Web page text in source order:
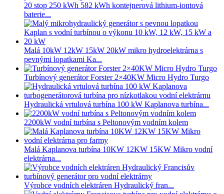
20 stop 250 kWh 582 kWh kontejnerová lithium-iontová
baterie...
Malá 10kW 12kW 15kW 20kW mikro hydroelektrárna s
pevnými lopatkami Ka...
Turbínový generátor Forster 2×40KW Micro Hydro Turgo
Hydraulická vrtulová turbína 100 kW Kaplanova turbína...
2200kW vodní turbína s Peltonovým vodním kolem
Malá Kaplanova turbína 10KW 12KW 15KW Mikro vodní
elektrárna...
Výrobce vodních elektráren Hydraulický fran...